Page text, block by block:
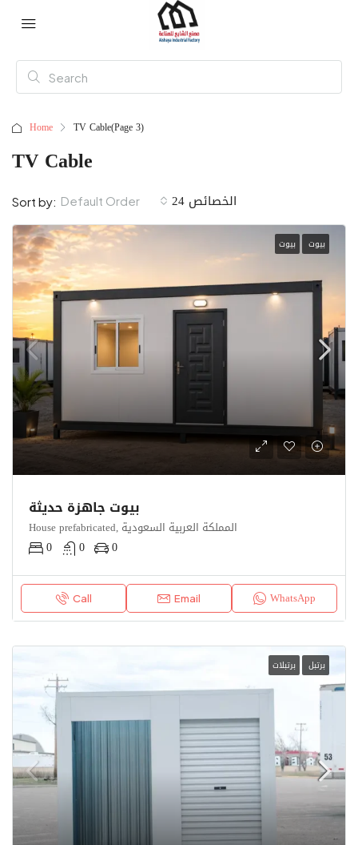
Home TV Cable(Page 3)
TV Cable
24 الخصائص Sort by: Default Order
بيوت بيوت
بيوت جاهزة حديثة
House prefabricated, المملكة العربية السعودية
0 0 0
Call Email WhatsApp
برتبل برتبلات